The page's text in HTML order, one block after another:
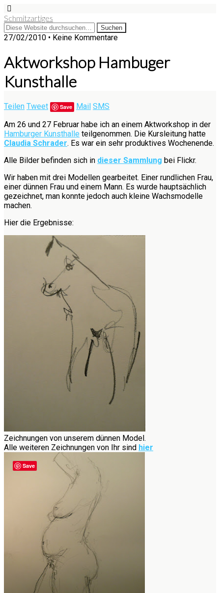
Schmitzartiges
27/02/2010 • Keine Kommentare
Aktworkshop Hambuger
Kunsthalle
Teilen Tweet Save Mail SMS
Am 26 und 27 Februar habe ich an einem Aktworkshop in der
Hamburger Kunsthalle teilgenommen. Die Kursleitung hatte
Claudia Schrader. Es war ein sehr produktives Wochenende.
Alle Bilder befinden sich in dieser Sammlung bei Flickr.
Wir haben mit drei Modellen gearbeitet. Einer rundlichen Frau,
einer dünnen Frau und einem Mann. Es wurde hauptsächlich
gezeichnet, man konnte jedoch auch kleine Wachsmodelle
machen.
Hier die Ergebnisse:
Zeichnungen von unserem dünnen Model.
Alle weiteren Zeichnungen von Ihr sind hier
Save